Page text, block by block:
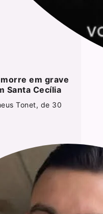
em grave
Santa Cecília
Tonet, de 30